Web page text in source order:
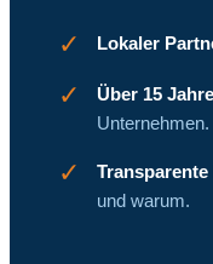
✓ Lokaler
✓ Über 15
Unternehmen.
✓
und warum.